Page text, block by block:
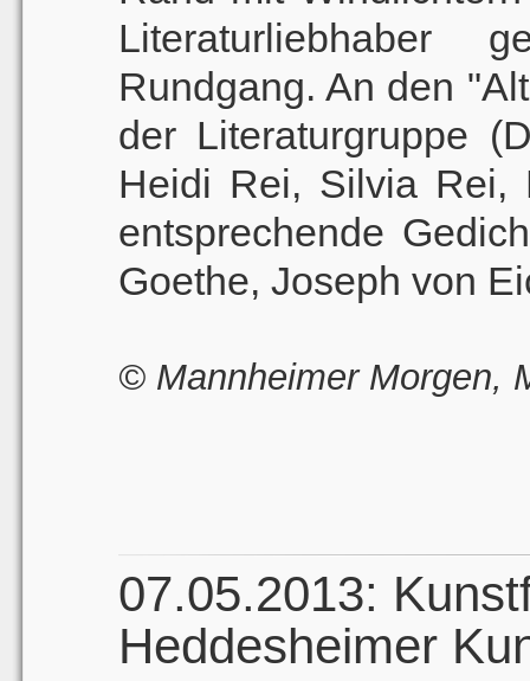
Literaturliebhaber
Rundgang. An den
der Literaturgruppe
Heidi Rei, Silvia Rei,
entsprechende
Goethe, Joseph von
© Mannheimer Morgen,
07.05.2013:
Heddesheimer